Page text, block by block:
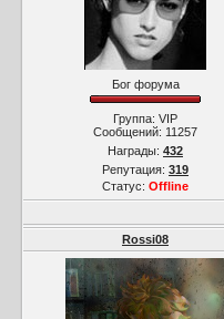
Бог форума
Группа: VIP
Сообщений: 11257
Награды: 432
Репутация: 319
Статус: Offline
Rossi08